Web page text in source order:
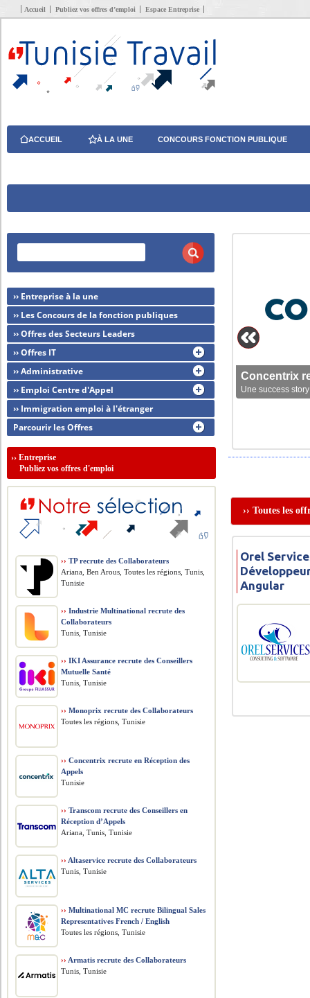
Accueil Publiez vos offres d’emploi Espace Entreprise
ACCUEIL À LA UNE CONCOURS FONCTION PUBLIQUE
Concentrix
Une success
›› Toutes les
Orel
Angular
›› Entreprise à la une
›› Les Concours de la fonction publiques
›› Offres des Secteurs Leaders
›› Offres IT
›› Administrative
›› Emploi Centre d'Appel
›› Immigration emploi à l'étranger
Parcourir les Offres
››Entreprise
Publiez vos offres d'emploi
›› TP recrute des Collaborateurs
Ariana, Ben Arous, Toutes les régions, Tunis,
Tunisie
›› Industrie Multinational recrute des
Collaborateurs
Tunis, Tunisie
›› IKI Assurance recrute des Conseillers
Mutuelle Santé
Tunis, Tunisie
›› Monoprix recrute des Collaborateurs
Toutes les régions, Tunisie
›› Concentrix recrute en Réception des
Appels
Tunisie
›› Transcom recrute des Conseillers en
Réception d’Appels
Ariana, Tunis, Tunisie
›› Altaservice recrute des Collaborateurs
Tunis, Tunisie
›› Multinational MC recrute Bilingual Sales
Representatives French / English
Toutes les régions, Tunisie
›› Armatis recrute des Collaborateurs
Tunis, Tunisie